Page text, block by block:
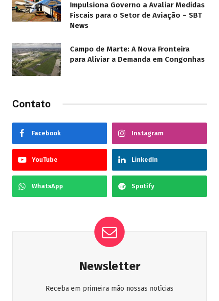
Impulsiona Governo a Avaliar Medidas
Fiscais para o Setor de Aviação – SBT
News
Campo de Marte: A Nova Fronteira
para Aliviar a Demanda em Congonhas
Contato
Facebook Instagram
YouTube LinkedIn
WhatsApp Spotify
Newsletter
Receba em primeira mão nossas notícias